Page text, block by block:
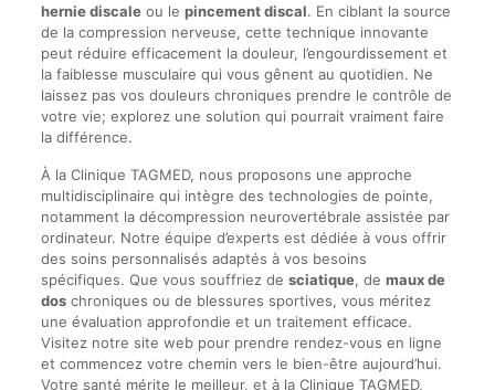
hernie discaleou le pincement discal. En ciblant la source
de la compression nerveuse, cette technique innovante
peut réduire efficacement la douleur, l’engourdissement et
la faiblesse musculaire qui vous gênent au quotidien. Ne
laissez pas vos douleurs chroniques prendre le contrôle de
votre vie; explorez une solution qui pourrait vraiment faire
la différence.
À la Clinique TAGMED, nous proposons une approche
multidisciplinaire qui intègre des technologies de pointe,
notamment la décompression neurovertébrale assistée par
ordinateur. Notre équipe d’experts est dédiée à vous offrir
des soins personnalisés adaptés à vos besoins
spécifiques. Que vous souffriez de sciatique, de maux de
doschroniques ou de blessures sportives, vous méritez
une évaluation approfondie et un traitement efficace.
Visitez notre site web pour prendre rendez-vous en ligne
et commencez votre chemin vers le bien-être aujourd’hui.
Votre santé mérite le meilleur, et à la Clinique TAGMED,